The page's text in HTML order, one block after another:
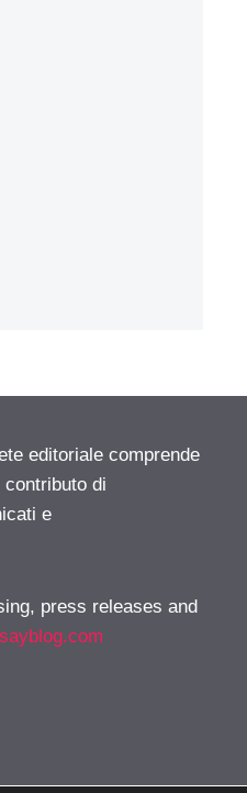
editoriale comprende
di
e
press releases and